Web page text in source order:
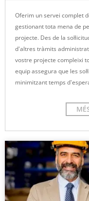
Oferim un servei complet
gestionant tota mena de
projecte. Des de la
d'altres tràmits
vostre projecte compleixi
equip assegura que les
minimitzant temps